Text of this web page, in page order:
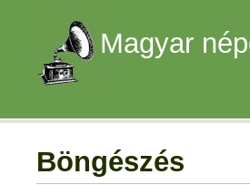
Magyar
Böngészés